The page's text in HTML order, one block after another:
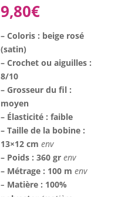
9,80€
– Coloris : beige rosé
(satin)
– Crochet ou aiguilles :
8/10
– Grosseur du fil :
moyen
– Élasticité : faible
– Taille de la bobine :
13×12 cmenv
– Poids : 360 grenv
– Métrage : 100 menv
– Matière : 100%